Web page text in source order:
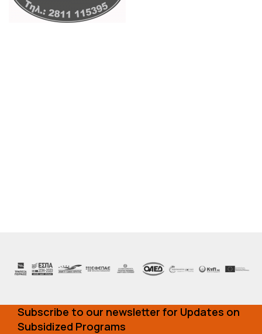
Subscribe to our newsletter for Updates on
Subsidized Programs